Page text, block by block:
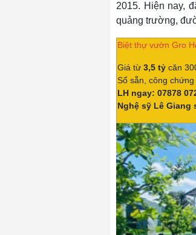
2015. Hiện nay,
quảng trường,
Biệt thự vườn Gro
Giá từ 3,5 tỷ căn
Sổ sẵn, công chứng
LH ngay: 07878
Nghệ sỹ Lê